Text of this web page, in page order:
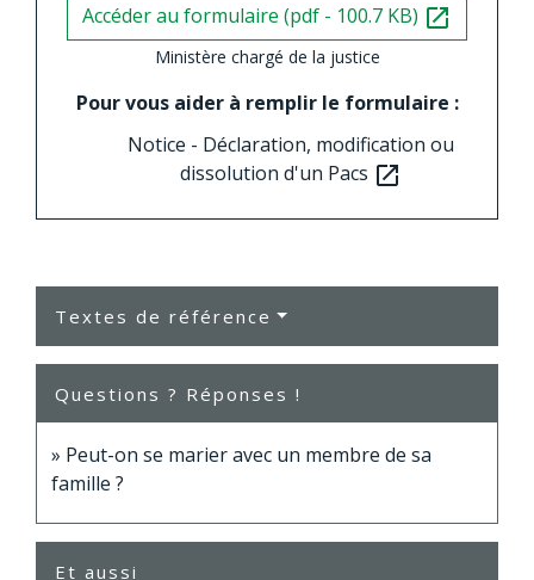
Accéder au formulaire (pdf - 100.7 KB) open_in_new
Ministère chargé de la justice
Pour vous aider à remplir le formulaire :
Notice - Déclaration, modification ou
dissolution d'un Pacs open_in_new
Textes de référence
Questions ? Réponses !
Peut-on se marier avec un membre de sa
famille ?
Et aussi